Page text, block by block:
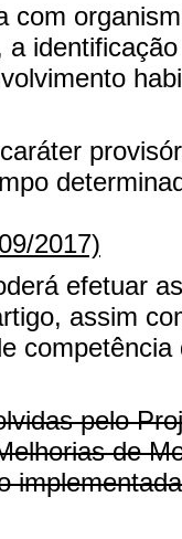
com
2017)
efetuar
assim
pelo
de